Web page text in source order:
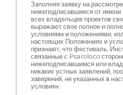
Заполняя заявку на
нижеподписавшиеся от
всех владельцев проектов
выражают свое полное и
условиями и положениями,
настоящих Положениях и
признают, что фестиваль,
связанные с Psaroloco
нижеподписавшимся или
никаких устных заявлений,
заверений, не указанных в
условиях.